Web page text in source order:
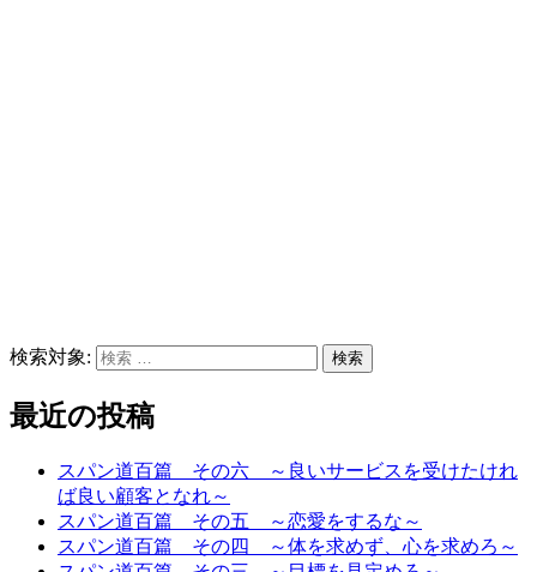
検索対象: 検索
最近の投稿
スパン道百篇 その六 ～良いサービスを受けたけれ
ば良い顧客となれ～
スパン道百篇 その五 ～恋愛をするな～
スパン道百篇 その四 ～体を求めず、心を求めろ～